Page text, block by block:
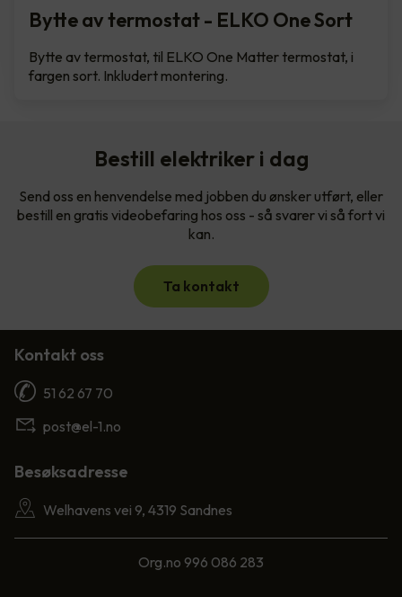
Bytte av termostat - ELKO One Sort
Bytte av termostat, til ELKO One Matter termostat, i
fargen sort. Inkludert montering.
Bestill elektriker i dag
Send oss en henvendelse med jobben du ønsker utført, eller
bestill en gratis videobefaring hos oss - så svarer vi så fort vi
kan.
Ta kontakt
Kontakt oss
51 62 67 70
post@el-1.no
Besøksadresse
Welhavens vei 9, 4319 Sandnes
Org.no 996 086 283